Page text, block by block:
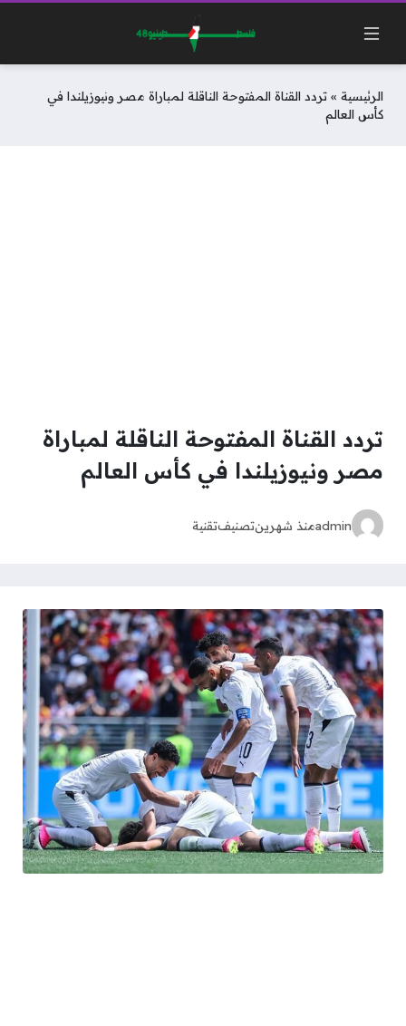
الرئيسية » تردد القناة المفتوحة الناقلة لمباراة مصر ونيوزيلندا في
كأس العالم
تردد القناة المفتوحة الناقلة لمباراة
مصر ونيوزيلندا في كأس العالم
adminمنذ شهرينتصنيفتقنية